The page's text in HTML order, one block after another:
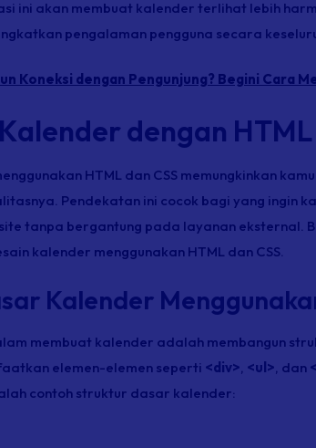
ini akan membuat kalender terlihat lebih
pengalaman pengguna secara
Koneksi dengan Pengunjung? Begini Cara
dengan HTML
HTML dan CSS memungkinkan
Pendekatan ini cocok bagi yang ingin
tanpa bergantung pada layanan eksternal.
kalender menggunakan HTML dan CSS.
Kalender
membuat kalender adalah membangun
elemen-elemen seperti <div>, <ul>, dan
contoh struktur dasar kalender: